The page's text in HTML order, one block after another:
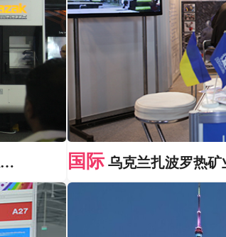
国际 乌克兰扎波罗热